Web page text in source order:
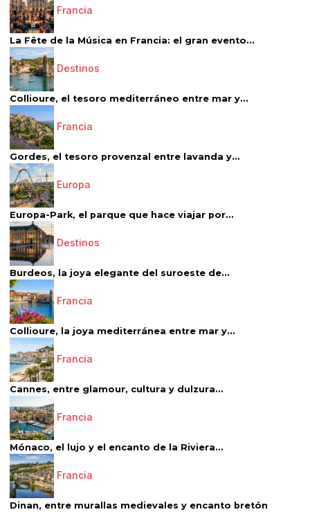
Francia
La Fête de la Música en Francia: el gran evento...
Destinos
Collioure, el tesoro mediterráneo entre mar y...
Francia
Gordes, el tesoro provenzal entre lavanda y...
Europa
Europa-Park, el parque que hace viajar por...
Destinos
Burdeos, la joya elegante del suroeste de...
Francia
Collioure, la joya mediterránea entre mar y...
Francia
Cannes, entre glamour, cultura y dulzura...
Francia
Mónaco, el lujo y el encanto de la Riviera...
Francia
Dinan, entre murallas medievales y encanto bretón